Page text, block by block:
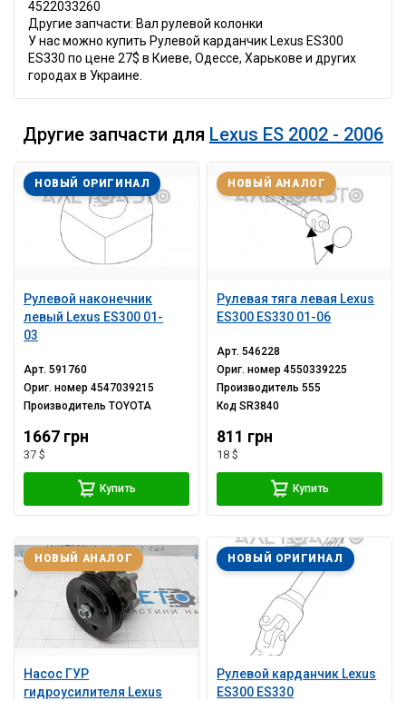
4522033260
Другие запчасти: Вал рулевой колонки
У нас можно купить Рулевой карданчик Lexus ES300
ES330 по цене 27$ в Киеве, Одессе, Харькове и других
городах в Украине.
Другие запчасти для Lexus ES 2002 - 2006
Рулевой наконечник
левый Lexus ES300 01-
03
НОВЫЙ ОРИГИНАЛ
Арт.591760
Ориг. номер4547039215
ПроизводительTOYOTA
1667 грн
37 $
Купить
Рулевая тяга левая Lexus
ES300 ES330 01-06
НОВЫЙ АНАЛОГ
Арт.546228
Ориг. номер4550339225
Производитель555
КодSR3840
811 грн
18 $
Купить
Насос ГУР
гидроусилителя Lexus
НОВЫЙ АНАЛОГ
Рулевой карданчик Lexus
ES300 ES330
НОВЫЙ ОРИГИНАЛ